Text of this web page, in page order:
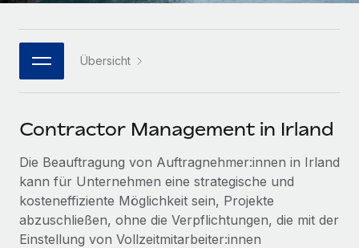
MCP
Integrationen
Tools
DIENSTLEISTUNGEN
Frag unsere Expert:innen
Hilfe von Expert:innen für globale HR & Compliance
PARTNER WERDEN
Flexible Einbettung von Global-HR-Funktionen in deine
Entdecke die Möglichkeiten einer Partnerschaft
Remote Build
Demnächst verfügbar
Beratung zu Integrationen und KI-Automatisierung
Bibliothek für Stellenbeschreibungen
Webinare
Events
Newsroom
Informationen zu Gehältern und Qualifikationen
Insights Center
한국어 Übersicht
Contractor Management in Irland
Die Beauftragung von Auftragnehmer:innen in Irland
kann für Unternehmen eine strategische und
kosteneffiziente Möglichkeit sein, Projekte
abzuschließen, ohne die Verpflichtungen, die mit der
Einstellung von Vollzeitmitarbeiter:innen